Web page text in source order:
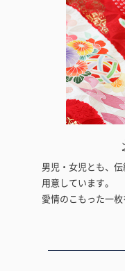
男児・女児とも、
用意しています。
愛情のこもった一枚